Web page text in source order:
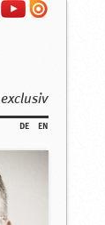
exclusiv
en
de